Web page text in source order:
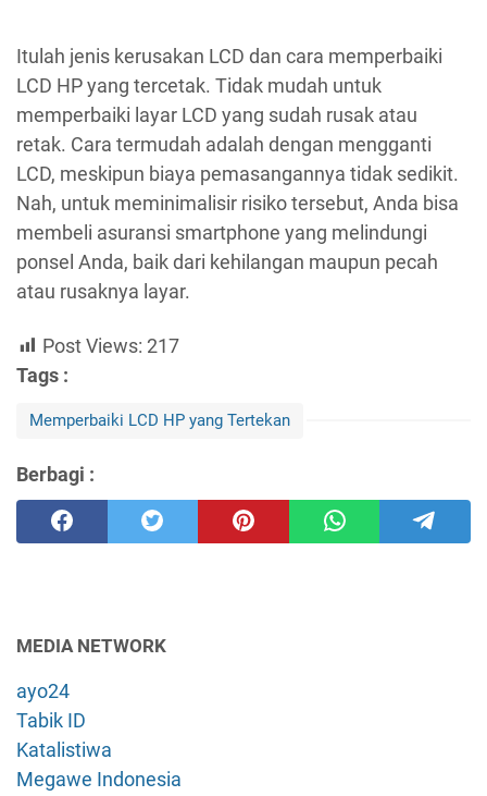
Itulah jenis kerusakan LCD dan cara memperbaiki
LCD HP yang tercetak. Tidak mudah untuk
memperbaiki layar LCD yang sudah rusak atau
retak. Cara termudah adalah dengan mengganti
LCD, meskipun biaya pemasangannya tidak sedikit.
Nah, untuk meminimalisir risiko tersebut, Anda bisa
membeli asuransi smartphone yang melindungi
ponsel Anda, baik dari kehilangan maupun pecah
atau rusaknya layar.
Post Views: 217
Tags :
Memperbaiki LCD HP yang Tertekan
Berbagi :
MEDIA NETWORK
ayo24
Tabik ID
Katalistiwa
Megawe Indonesia